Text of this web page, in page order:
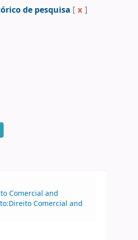
de pesquisa [ x ]
Comercial and
Comercial and